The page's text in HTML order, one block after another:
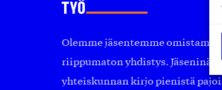
Olemme jäsentemme
riippumaton yhdistys.
yhteiskunnan kirjo pienistä